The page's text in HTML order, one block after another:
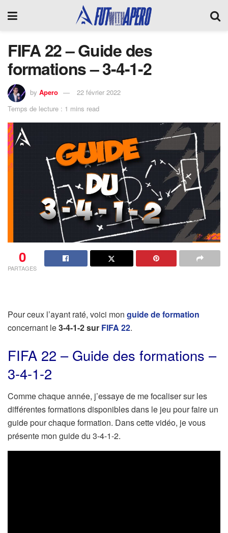
FIFA 22 – Guide des
formations – 3-4-1-2
by Apero
22 février 2022
Temps de lecture : 1 mins read
0
PARTAGES
Pour ceux l’ayant raté, voici mon guide de formation
concernant le3-4-1-2 sur FIFA 22.
FIFA 22 – Guide des formations –
3-4-1-2
Comme chaque année, j’essaye de me focaliser sur les
différentes formations disponibles dans le jeu pour faire un
guide pour chaque formation. Dans cette vidéo, je vous
présente mon guide du 3-4-1-2.